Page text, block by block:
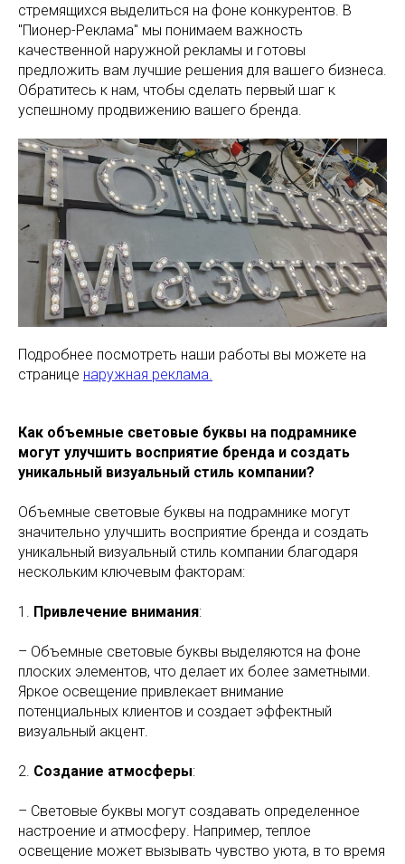
стремящихся выделиться на фоне конкурентов. В
"Пионер-Реклама" мы понимаем важность
качественной наружной рекламы и готовы
предложить вам лучшие решения для вашего бизнеса.
Обратитесь к нам, чтобы сделать первый шаг к
успешному продвижению вашего бренда.
Подробнее посмотреть наши работы вы можете на
странице наружная реклама.
Как объемные световые буквы на подрамнике
могут улучшить восприятие бренда и создать
уникальный визуальный стиль компании?
Объемные световые буквы на подрамнике могут
значительно улучшить восприятие бренда и создать
уникальный визуальный стиль компании благодаря
нескольким ключевым факторам:
1. Привлечение внимания:
– Объемные световые буквы выделяются на фоне
плоских элементов, что делает их более заметными.
Яркое освещение привлекает внимание
потенциальных клиентов и создает эффектный
визуальный акцент.
2. Создание атмосферы:
– Световые буквы могут создавать определенное
настроение и атмосферу. Например, теплое
освещение может вызывать чувство уюта, в то время